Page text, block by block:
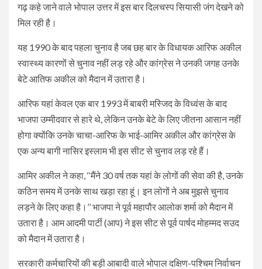
गढ़ कहे जाने वाले भोपाल उत्तर में इस बार दिलचस्प सियासी जंग देखने को
मिल रही है।
यह 1990 के बाद पहला चुनाव है जब छह बार के विधायक आरिफ अकील
स्वास्थ्य कारणों से चुनाव नहीं लड़ रहे और कांग्रेस ने उनकी जगह उनके
बेटे आतिफ अकील को मैदान में उतारा है।
आरिफ यहां केवल एक बार 1993 में बाबरी मस्जिद के विध्वंस के बाद
भाजपा उम्मीदवार से हारे थे, लेकिन उनके बेटे के लिए जीतना आसान नहीं
होगा क्योंकि उनके चाचा-आरिफ के भाई-आमिर अकील और कांग्रेस के
एक अन्य बागी नासिर इस्लाम भी इस सीट से चुनाव लड़ रहे हैं।
आमिर अकील ने कहा, ‘‘मैंने 30 वर्ष तक यहां के लोगों की सेवा की है, उनके
कठिन समय में उनके साथ खड़ा रहा हूं। इन लोगों ने अब मुझसे चुनाव
लड़ने के लिए कहा है।’’ भाजपा ने पूर्व महापौर आलोक शर्मा को मैदान में
उतारा है। आम आदमी पार्टी (आप) ने इस सीट से पूर्व पार्षद मोहम्मद सउद
को मैदान में उतारा है।
सरकारी कर्मचारियों की बड़ी आबादी वाले भोपाल दक्षिण-पश्चिम निर्वाचन